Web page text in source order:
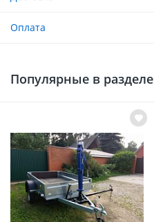
Оплата
Популярные в разделе